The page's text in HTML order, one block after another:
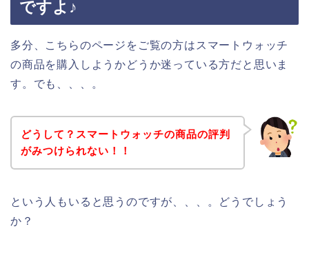
ですよ♪
多分、こちらのページをご覧の方はスマートウォッチ
の商品を購入しようかどうか迷っている方だと思いま
す。でも、、、。
どうして？スマートウォッチの商品の評判
がみつけられない！！
という人もいると思うのですが、、、。どうでしょう
か？